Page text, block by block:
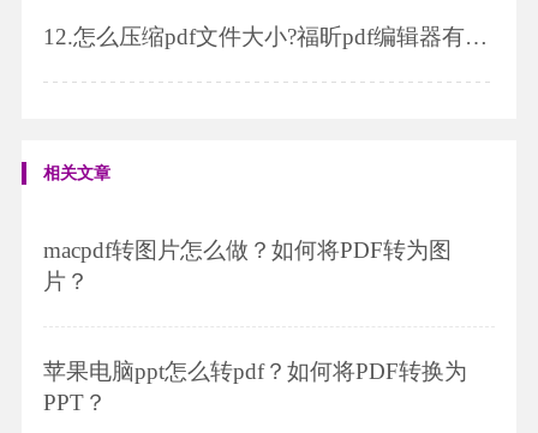
12.怎么压缩pdf文件大小?福昕pdf编辑器有哪些功能?
相关文章
macpdf转图片怎么做？如何将PDF转为图
片？
苹果电脑ppt怎么转pdf？如何将PDF转换为
PPT？